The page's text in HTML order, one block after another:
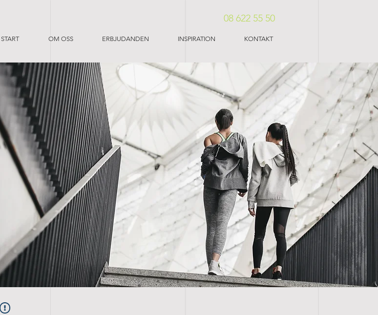
08 622 55 50
START OM OSS ERBJUDANDEN INSPIRATION KONTAKT